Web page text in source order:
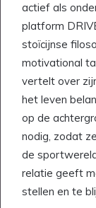
actief als
platform
stoïcijnse
motivational
vertelt over
het leven
op de
nodig, zodat
de
relatie geeft
stellen en te